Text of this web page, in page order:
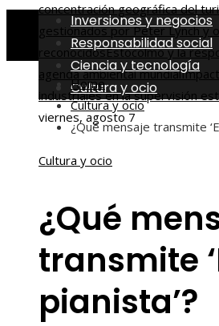
concentración geográfica del
gestionados por Peter Lynch y
reconocidosEstocolmo y la
agenda ambiental mundial
industriales en la supervisión
viernes, agosto 7
Inversiones y negocios
Responsabilidad social
Ciencia y tecnología
Cultura y ocio
Home
Cultura y ocio
¿Qué mensaje transmite
Cultura y ocio
¿Qué
transmite
pianista’?